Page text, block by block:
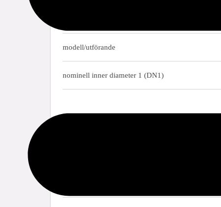
modell/utförande
nominell inner diameter 1 (DN1)